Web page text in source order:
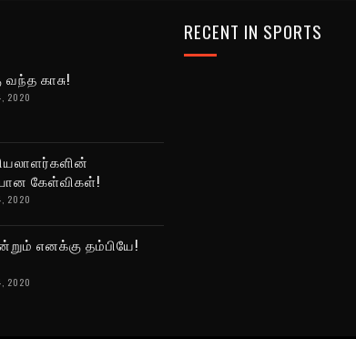
வந்த காசு!
2020
கேள்விகள்!
2020
எனக்கு தம்பியே!
2020
RECENT IN SPORTS